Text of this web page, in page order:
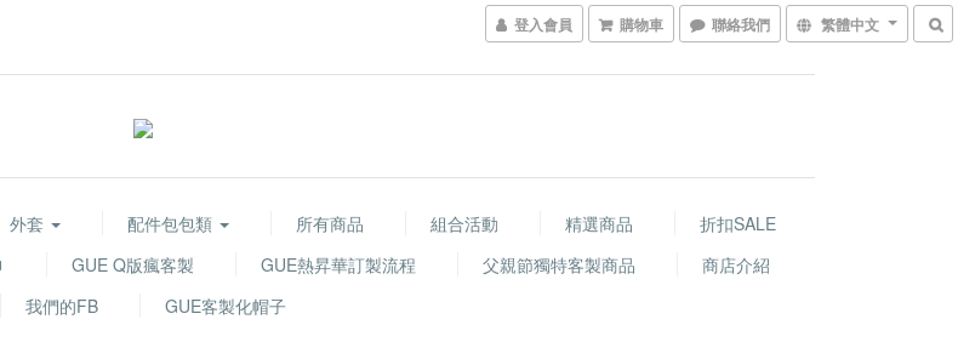
登入會員 購物車 聯絡我們 繁體中文
外套 配件包包類 所有商品 組合活動 精選商品
折扣SALE
GUE Q版瘋客製 GUE熱昇華訂製流程 父親節獨特客製商品
商店介紹
我們的FB
GUE客製化帽子